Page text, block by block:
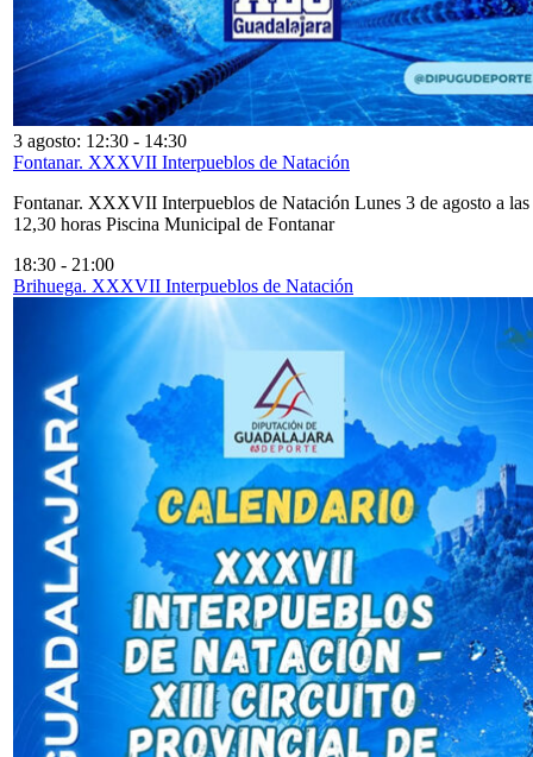
3 agosto: 12:30 - 14:30
Fontanar. XXXVII Interpueblos de Natación
Fontanar. XXXVII Interpueblos de Natación Lunes 3 de agosto a las
12,30 horas Piscina Municipal de Fontanar
18:30 - 21:00
Brihuega. XXXVII Interpueblos de Natación